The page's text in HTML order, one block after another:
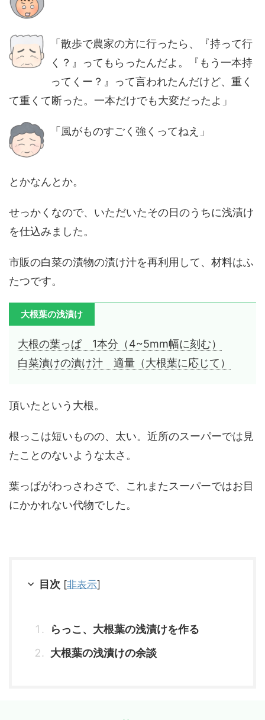
「散歩で農家の方に行ったら、『持って行
く？』ってもらったんだよ。『もう一本持
ってくー？』って言われたんだけど、重く
て重くて断った。一本だけでも大変だったよ」
「風がものすごく強くってねえ」
とかなんとか。
せっかくなので、いただいたその日のうちに浅漬け
を仕込みました。
市販の白菜の漬物の漬け汁を再利用して、材料はふ
たつです。
大根葉の浅漬け
大根の葉っぱ 1本分（4~5mm幅に刻む）
白菜漬けの漬け汁 適量（大根葉に応じて）
頂いたという大根。
根っこは短いものの、太い。近所のスーパーでは見
たことのないような太さ。
葉っぱがわっさわさで、これまたスーパーではお目
にかかれない代物でした。
目次 [非表示]
らっこ、大根葉の浅漬けを作る
大根葉の浅漬けの余談